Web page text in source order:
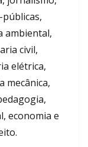
ambiental,
civil,
elétrica,
mecânica,
economia e